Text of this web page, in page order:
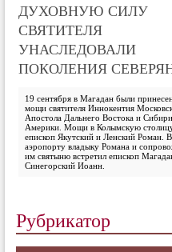
ДУХОВНУЮ СИЛУ
СВЯТИТЕЛЯ
УНАСЛЕДОВАЛИ
ПОКОЛЕНИЯ
19 сентября в Магадан были
мощи святителя Иннокентия
Апостола Дальнего Востока и
Америки. Мощи в Колымскую
епископ Якутский и Ленский Роман. В
аэропорту владыку Романа и
им святыню встретил епископ
Синегорский Иоанн.
Рубрикатор